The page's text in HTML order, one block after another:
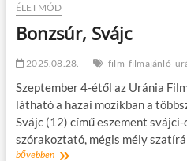
ÉLETMÓD
Bonzsúr, Svájc
2025.08.28. film filmajánló
Szeptember 4-étől az Uránia
látható a hazai mozikban a
Svájc (12) című eszement
szórakoztató, mégis mély
bővebbenBonzsúr,